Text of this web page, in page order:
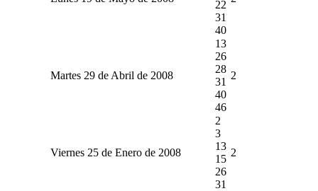
22
31
40
Martes 29 de Abril de 2008
13
26
28
31
40
46
2
Viernes 25 de Enero de 2008
2
3
13
15
26
31
2